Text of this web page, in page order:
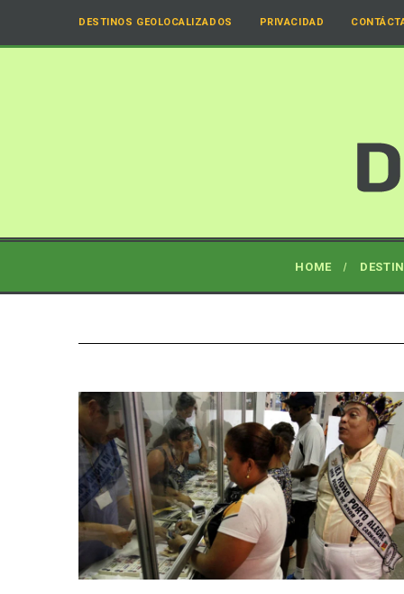
DESTINOS GEOLOCALIZADOS PRIVACIDAD
HOME